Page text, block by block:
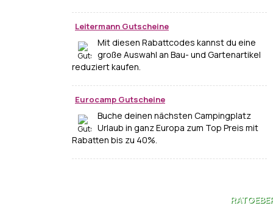
Leitermann Gutscheine
Mit diesen Rabattcodes kannst du eine
große Auswahl an Bau- und Gartenartikel
reduziert kaufen.
Eurocamp Gutscheine
Buche deinen nächsten Campingplatz
Urlaub in ganz Europa zum Top Preis mit
Rabatten bis zu 40%.